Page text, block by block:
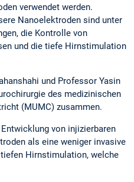
verwendet werden.
Nanoelektroden sind unter
die Kontrolle von
und die tiefe Hirnstimulation
und Professor Yasin
des medizinischen
(MUMC) zusammen.
von injizierbaren
als eine weniger invasive
Hirnstimulation, welche